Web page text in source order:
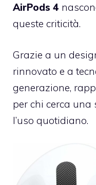
AirPods 4
queste criticità.
Grazie a un
rinnovato e a
generazione,
per chi cerca
l’uso quotidiano.